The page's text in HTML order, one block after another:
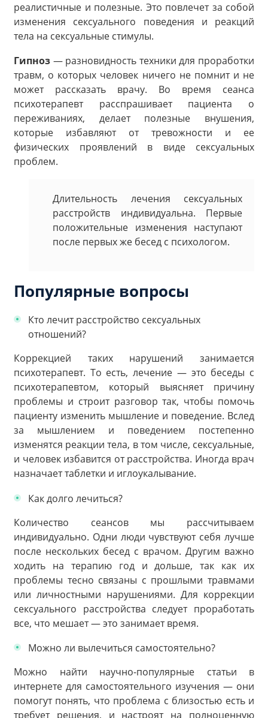
реалистичные и полезные. Это повлечет за собой
изменения сексуального поведения и реакций
тела на сексуальные стимулы.
Гипноз — разновидность техники для проработки
травм, о которых человек ничего не помнит и не
может рассказать врачу. Во время сеанса
психотерапевт расспрашивает пациента о
переживаниях, делает полезные внушения,
которые избавляют от тревожности и ее
физических проявлений в виде сексуальных
проблем.
Длительность лечения сексуальных
расстройств индивидуальна. Первые
положительные изменения наступают
после первых же бесед с психологом.
Популярные вопросы
Кто лечит расстройство сексуальных
отношений?
Коррекцией таких нарушений занимается
психотерапевт. То есть, лечение — это беседы с
психотерапевтом, который выясняет причину
проблемы и строит разговор так, чтобы помочь
пациенту изменить мышление и поведение. Вслед
за мышлением и поведением постепенно
изменятся реакции тела, в том числе, сексуальные,
и человек избавится от расстройства. Иногда врач
назначает таблетки и иглоукалывание.
Как долго лечиться?
Количество сеансов мы рассчитываем
индивидуально. Одни люди чувствуют себя лучше
после нескольких бесед с врачом. Другим важно
ходить на терапию год и дольше, так как их
проблемы тесно связаны с прошлыми травмами
или личностными нарушениями. Для коррекции
сексуального расстройства следует проработать
все, что мешает — это занимает время.
Можно ли вылечиться самостоятельно?
Можно найти научно-популярные статьи в
интернете для самостоятельного изучения — они
помогут понять, что проблема с близостью есть и
требует решения, и настроят на полноценную